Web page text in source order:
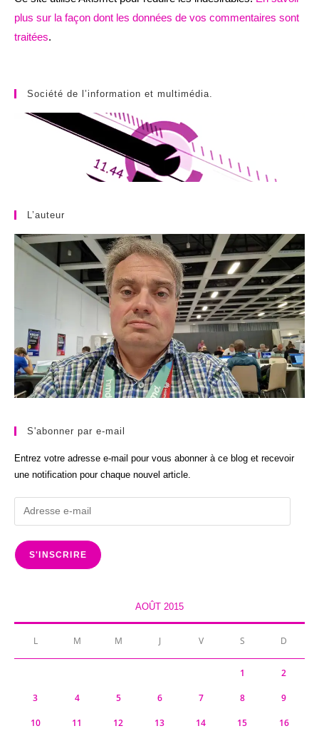
plus sur la façon dont les données de vos commentaires sont
traitées.
Société de l’information et multimédia.
L’auteur
S'abonner par e-mail
Entrez votre adresse e-mail pour vous abonner à ce blog et recevoir
une notification pour chaque nouvel article.
Adresse
e-
mail
S'INSCRIRE
AOÛT 2015
L M M J V S D
1 2
3 4 5 6 7 8 9
10 11 12 13 14 15 16